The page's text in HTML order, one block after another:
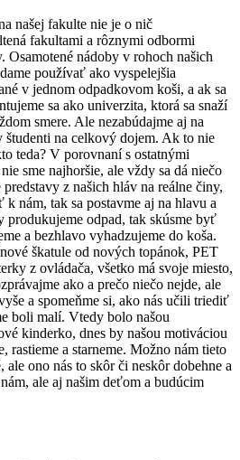
našej fakulte nie je o nič
fakultami a rôznymi odbormi
Osamotené nádoby v rohoch našich
používať ako vyspelejšia
v jednom odpadkovom koši, a ak sa
sa ako univerzita, ktorá sa snaží
smere. Ale nezabúdajme aj na
študenti na celkový dojem. Ak to nie
teda? V porovnaní s ostatnými
sme najhoršie, ale vždy sa dá niečo
z našich hláv na reálne činy,
k nám, tak sa postavme aj na hlavu a
produkujeme odpad, tak skúsme byť
a bezhlavo vyhadzujeme do koša.
škatule od nových topánok, PET
z ovládača, všetko má svoje miesto,
ako a prečo niečo nejde, ale
a spomeňme si, ako nás učili triediť
boli malí. Vtedy bolo našou
kinderko, dnes by našou motiváciou
rastieme a starneme. Možno nám tieto
ale ono nás to skôr či neskôr dobehne a
ale aj našim deťom a budúcim